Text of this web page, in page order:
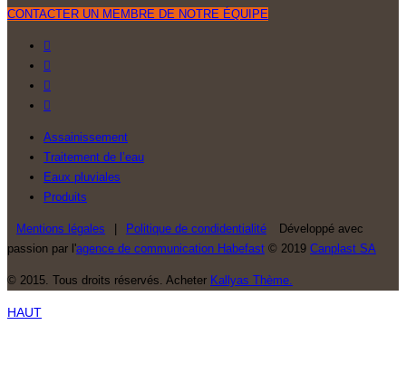
CONTACTER UN MEMBRE DE NOTRE ÉQUIPE
Assainissement
Traitement de l’eau
Eaux pluviales
Produits
Mentions légales Politique de condidentialité
Développé avec
passion par l'agence de communication Habefast © 2019 Canplast SA
© 2015. Tous droits réservés. Acheter Kallyas Thème.
HAUT